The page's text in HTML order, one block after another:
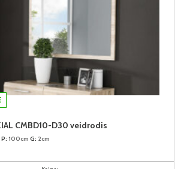
CMBD10-D30 veidrodis
P: 100cm G: 2cm